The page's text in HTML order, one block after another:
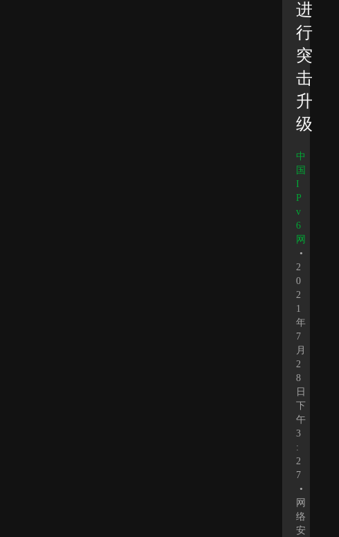
进
行
突
击
升
级
中
国
I
P
v
6
网
•
2
0
2
1
年
7
月
2
8
日
下
午
3
:
2
7
•
网
络
安